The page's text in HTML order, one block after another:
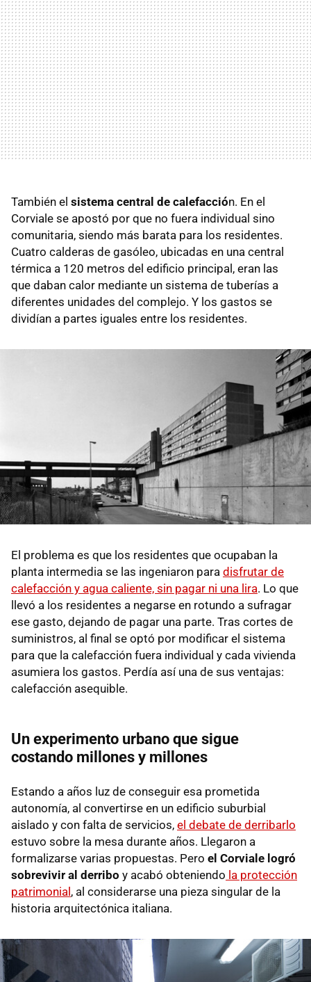
También el sistema central de calefacción. En el
Corviale se apostó por que no fuera individual sino
comunitaria, siendo más barata para los residentes.
Cuatro calderas de gasóleo, ubicadas en una central
térmica a 120 metros del edificio principal, eran las
que daban calor mediante un sistema de tuberías a
diferentes unidades del complejo. Y los gastos se
dividían a partes iguales entre los residentes.
El problema es que los residentes que ocupaban la
planta intermedia se las ingeniaron para disfrutar de
calefacción y agua caliente, sin pagar ni una lira. Lo que
llevó a los residentes a negarse en rotundo a sufragar
ese gasto, dejando de pagar una parte. Tras cortes de
suministros, al final se optó por modificar el sistema
para que la calefacción fuera individual y cada vivienda
asumiera los gastos. Perdía así una de sus ventajas:
calefacción asequible.
Un experimento urbano que sigue
costando millones y millones
Estando a años luz de conseguir esa prometida
autonomía, al convertirse en un edificio suburbial
aislado y con falta de servicios, el debate de derribarlo
estuvo sobre la mesa durante años. Llegaron a
formalizarse varias propuestas. Pero el Corviale logró
sobrevivir al derribo y acabó obteniendo la protección
patrimonial, al considerarse una pieza singular de la
historia arquitectónica italiana.